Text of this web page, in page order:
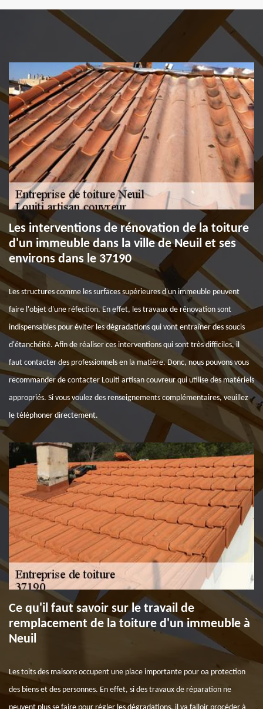
Les interventions de rénovation de la toiture
d'un immeuble dans la ville de Neuil et ses
environs dans le 37190
Les structures comme les surfaces supérieures d'un immeuble peuvent
faire l'objet d'une réfection. En effet, les travaux de rénovation sont
indispensables pour éviter les dégradations qui vont entraîner des soucis
d'étanchéité. Afin de réaliser ces interventions qui sont très difficiles, il
faut contacter des professionnels en la matière. Donc, nous pouvons vous
recommander de contacter Louiti artisan couvreur qui utilise des matériels
appropriés. Si vous voulez des renseignements complémentaires, veuillez
le téléphoner directement.
Ce qu'il faut savoir sur le travail de
remplacement de la toiture d'un immeuble à
Neuil
Les toits des maisons occupent une place importante pour oa protection
des biens et des personnes. En effet, si des travaux de réparation ne